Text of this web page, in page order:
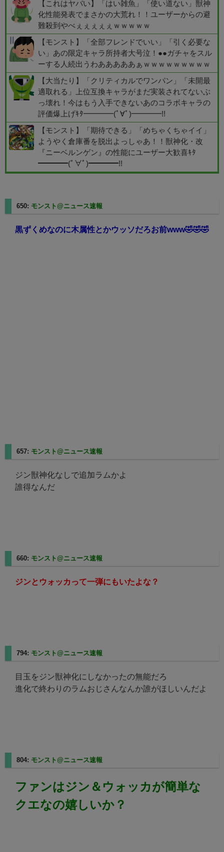
【これはヤバい】「はい雑魚」「使い道ない」獣神
化性能発表でまさかの大荒れ！！ユーザーからの避
難殺到やべぇぇぇぇぇｗｗｗｗｗ
【モンスト】「全部フレンドでいい」「引く必要な
い」あの限定キャラ所持者大号泣！●●ガチャをスル
ーする人続出うわあああああぁｗｗｗｗｗｗｗｗｗ
【大当たり】「クリティカルでワンパン」「未開最
適取れる」上位互換キャラがまだ実装されてないぶ
っ壊れ！今はもう入手できないあのコラボキャラの
評価爆上げｷﾀ━━━━(ﾟ∀ﾟ)━━━━!!
【モンスト】「期待できる」「めちゃくちゃイイ」
ようやく倉庫番を脱出よっしゃあ！！獣神化・改
『ニーベルンゲン』の性能にユーザー大歓喜ｷﾀ
━━━━(ﾟ∀ﾟ)━━━━!!
650: モンスト@ニュース速報
黒ずくめなのに木属性とかウッソだろお前www🤣🤣🤣
657: モンスト@ニュース速報
ジン獣神化なしで追加ラムかよ
誰得なんだ
660: モンスト@ニュース速報
ジンとウォッカって一弾にもいたよな？
794: モンスト@ニュース速報
目玉をジン獣神化にしなかったの無能だろ
進化で終わりのラムおじさんなんか誰がほしいんだよ
804: モンスト@ニュース速報
ファンはジン＆ウォッカが簡単な
クエなの嬉しいか？